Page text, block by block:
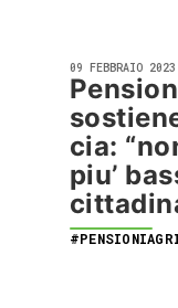
09 FEBBRAIO 2023
cia:
piu’